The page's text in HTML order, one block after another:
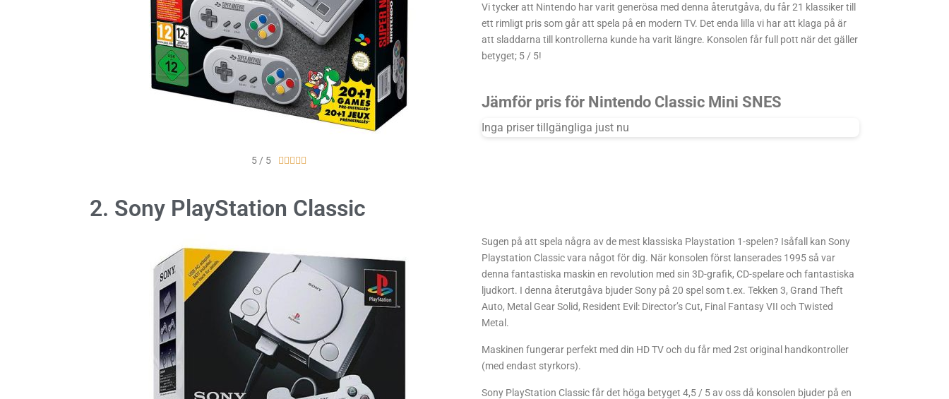
5 / 5     
Vi tycker att Nintendo har varit generösa med denna återutgåva, du får 21 klassiker till
ett rimligt pris som går att spela på en modern TV. Det enda lilla vi har att klaga på är
att sladdarna till kontrollerna kunde ha varit längre. Konsolen får full pott när det gäller
betyget; 5 / 5!
Jämför pris för Nintendo Classic Mini SNES
Inga priser tillgängliga just nu
2. Sony PlayStation Classic
Sugen på att spela några av de mest klassiska Playstation 1-spelen? Isåfall kan Sony
Playstation Classic vara något för dig. När konsolen först lanserades 1995 så var
denna fantastiska maskin en revolution med sin 3D-grafik, CD-spelare och fantastiska
ljudkort. I denna återutgåva bjuder Sony på 20 spel som t.ex. Tekken 3, Grand Theft
Auto, Metal Gear Solid, Resident Evil: Director’s Cut, Final Fantasy VII och Twisted
Metal.
Maskinen fungerar perfekt med din HD TV och du får med 2st original handkontroller
(med endast styrkors).
Sony PlayStation Classic får det höga betyget 4,5 / 5 av oss då konsolen bjuder på en